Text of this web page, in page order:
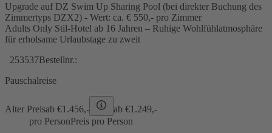
Upgrade auf DZ Swim Up Sharing Pool (bei direkter Buchung des
Zimmertyps DZX2) - Wert: ca. € 550,- pro Zimmer
Adults Only Stil-Hotel ab 16 Jahren – Ruhige Wohlfühlatmosphäre
für erholsame Urlaubstage zu zweit
253537Bestellnr.:
Pauschalreise
Alter Preisab €1.456,- ab €1.249,-
pro PersonPreis pro Person